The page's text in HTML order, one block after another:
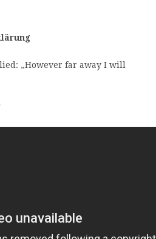
„However far away I will